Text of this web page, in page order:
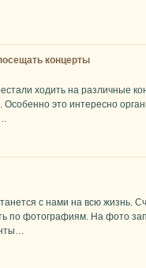
концерты
ходить на различные
это интересно
с нами на всю жизнь.
по фотографиям. На фото